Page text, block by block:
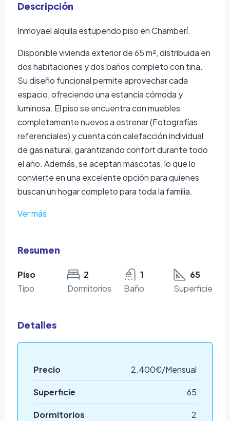
Descripción
Inmoyael alquila estupendo piso en Chamberí.
Disponible vivienda exterior de 65 m², distribuida en
dos habitaciones y dos baños completo con tina.
Su diseño funcional permite aprovechar cada
espacio, ofreciendo una estancia cómoda y
luminosa. El piso se encuentra con muebles
completamente nuevos a estrenar (Fotografías
referenciales) y cuenta con calefacción individual
de gas natural, garantizando confort durante todo
el año. Además, se aceptan mascotas, lo que lo
convierte en una excelente opción para quienes
buscan un hogar completo para toda la familia.
Ver más
Resumen
Piso
Tipo
2
Dormitorios
1
Baño
65
Superficie
Detalles
Precio 2.400€/Mensual
Superficie 65
Dormitorios 2